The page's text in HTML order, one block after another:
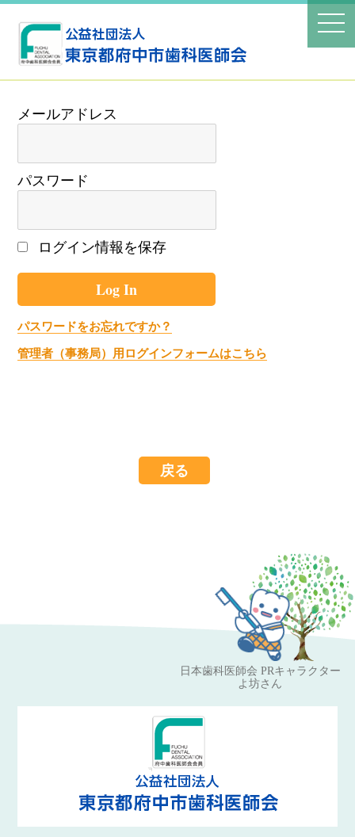
パスワード
ログイン情報を保存
パスワードをお忘れですか？
管理者（事務局）用ログインフォームはこちら
戻る
日本歯科医師会 PRキャラクター
よ坊さん